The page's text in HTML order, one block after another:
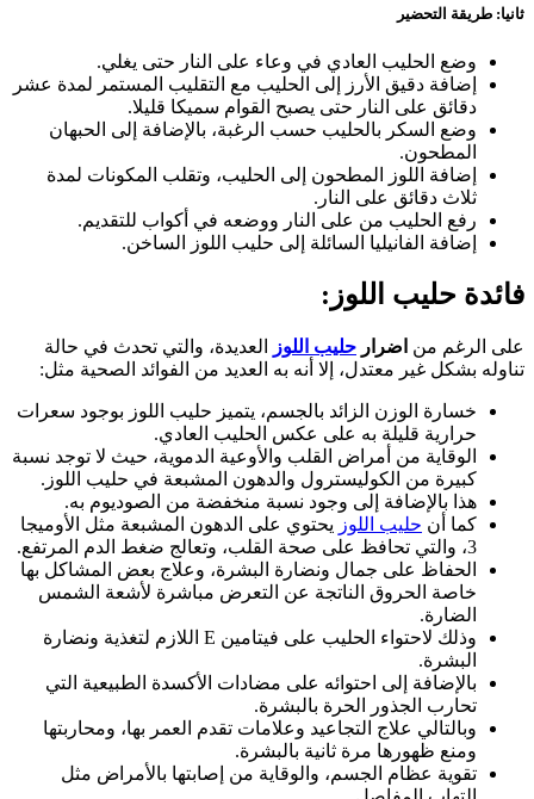
ثانيا: طريقة التحضير
وضع الحليب العادي في وعاء على النار حتى يغلي.
إضافة دقيق الأرز إلى الحليب مع التقليب المستمر لمدة عشر
دقائق على النار حتى يصبح القوام سميكا قليلا.
وضع السكر بالحليب حسب الرغبة، بالإضافة إلى الحبهان
المطحون.
إضافة اللوز المطحون إلى الحليب، وتقلب المكونات لمدة
ثلاث دقائق على النار.
رفع الحليب من على النار ووضعه في أكواب للتقديم.
إضافة الفانيليا السائلة إلى حليب اللوز الساخن.
فائدة حليب اللوز :
على الرغم من اضرار حليب اللوز
العديدة، والتي تحدث في حالة
تناوله بشكل غير معتدل، إلا أنه به العديد من الفوائد الصحية مثل:
خسارة الوزن الزائد بالجسم، يتميز حليب اللوز بوجود سعرات
حرارية قليلة به على عكس الحليب العادي.
الوقاية من أمراض القلب والأوعية الدموية، حيث لا توجد نسبة
كبيرة من الكوليسترول والدهون المشبعة في حليب اللوز.
هذا بالإضافة إلى وجود نسبة منخفضة من الصوديوم به.
كما أن حليب اللوز يحتوي على الدهون المشبعة مثل الأوميجا
3، والتي تحافظ على صحة القلب، وتعالج ضغط الدم المرتفع.
الحفاظ على جمال ونضارة البشرة، وعلاج بعض المشاكل بها
خاصة الحروق الناتجة عن التعرض مباشرة لأشعة الشمس
الضارة.
وذلك لاحتواء الحليب على فيتامين E اللازم لتغذية ونضارة
البشرة.
بالإضافة إلى احتوائه على مضادات الأكسدة الطبيعية التي
تحارب الجذور الحرة بالبشرة.
وبالتالي علاج التجاعيد وعلامات تقدم العمر بها، ومحاربتها
ومنع ظهورها مرة ثانية بالبشرة.
تقوية عظام الجسم، والوقاية من إصابتها بالأمراض مثل